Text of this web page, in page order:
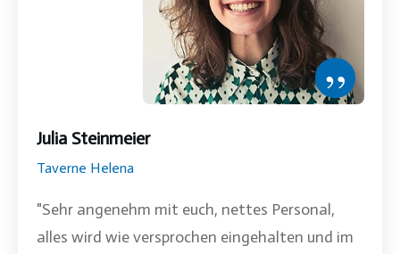
Julia Steinmeier
Taverne Helena
"Sehr angenehm mit euch, nettes Personal,
alles wird wie versprochen eingehalten und im
”